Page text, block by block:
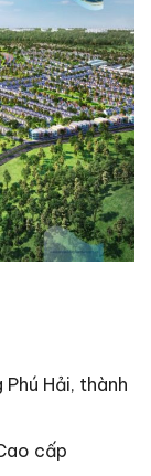
Hải, thành
cấp